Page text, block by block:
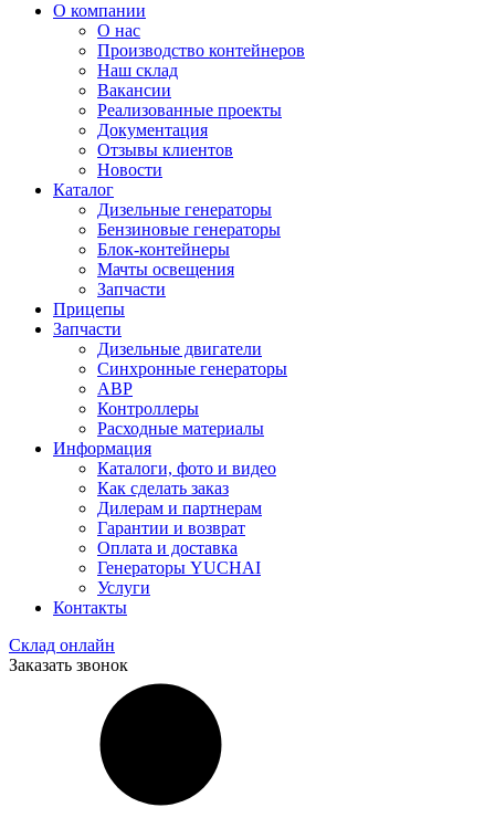
О компании
О нас
Производство контейнеров
Наш склад
Вакансии
Реализованные проекты
Документация
Отзывы клиентов
Новости
Каталог
Дизельные генераторы
Бензиновые генераторы
Блок-контейнеры
Мачты освещения
Запчасти
Прицепы
Запчасти
Дизельные двигатели
Синхронные генераторы
АВР
Контроллеры
Расходные материалы
Информация
Каталоги, фото и видео
Как сделать заказ
Дилерам и партнерам
Гарантии и возврат
Оплата и доставка
Генераторы YUCHAI
Услуги
Контакты
Склад онлайн
Заказать звонок